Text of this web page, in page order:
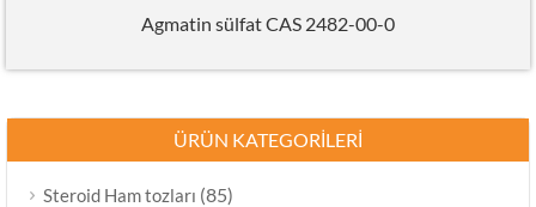
Agmatin sülfat CAS 2482-00-0
ÜRÜN KATEGORILERI
Steroid Ham tozları (85)